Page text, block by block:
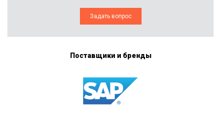
Задать вопрос
Поставщики и бренды